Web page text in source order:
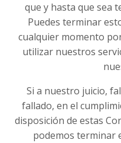
que y hasta que sea
Puedes terminar
cualquier momento
utilizar nuestros
Si a nuestro juicio,
fallado, en el
disposición de estas
podemos terminar